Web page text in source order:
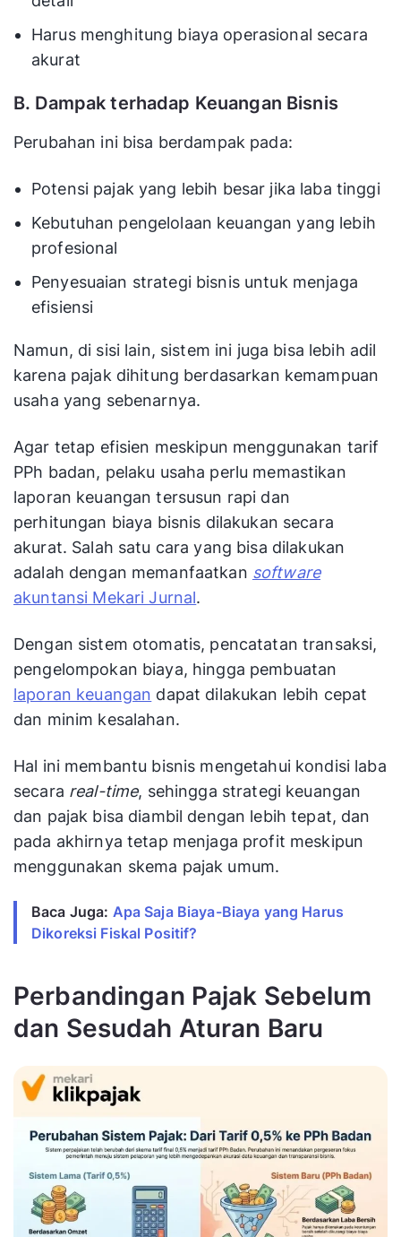
Harus menghitung biaya operasional secara
akurat
B. Dampak terhadap Keuangan Bisnis
Perubahan ini bisa berdampak pada:
Potensi pajak yang lebih besar jika laba tinggi
Kebutuhan pengelolaan keuangan yang lebih
profesional
Penyesuaian strategi bisnis untuk menjaga
efisiensi
Namun, di sisi lain, sistem ini juga bisa lebih adil
karena pajak dihitung berdasarkan kemampuan
usaha yang sebenarnya.
Agar tetap efisien meskipun menggunakan tarif
PPh badan, pelaku usaha perlu memastikan
laporan keuangan tersusun rapi dan
perhitungan biaya bisnis dilakukan secara
akurat. Salah satu cara yang bisa dilakukan
adalah dengan memanfaatkan software
akuntansi Mekari Jurnal.
Dengan sistem otomatis, pencatatan transaksi,
pengelompokan biaya, hingga pembuatan
laporan keuangan dapat dilakukan lebih cepat
dan minim kesalahan.
Hal ini membantu bisnis mengetahui kondisi laba
secara real-time, sehingga strategi keuangan
dan pajak bisa diambil dengan lebih tepat, dan
pada akhirnya tetap menjaga profit meskipun
menggunakan skema pajak umum.
Baca Juga: Apa Saja Biaya-Biaya yang Harus
Dikoreksi Fiskal Positif?
Perbandingan Pajak Sebelum
dan Sesudah Aturan Baru